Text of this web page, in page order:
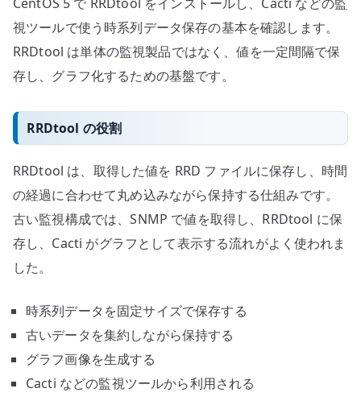
保
存
へ
の
視ツールで使う時系列データ保存の基本を確認します。
RRDtool は単体の監視製品ではなく、値を一定間隔で保
存し、グラフ化するための基盤です。
RRDtool の役割
RRDtool は、取得した値を RRD ファイルに保存し、時間
の経過に合わせて丸め込みながら保持する仕組みです。
古い監視構成では、SNMP で値を取得し、RRDtool に保
存し、Cacti がグラフとして表示する流れがよく使われま
した。
時系列データを固定サイズで保存する
古いデータを集約しながら保持する
グラフ画像を生成する
Cacti などの監視ツールから利用される